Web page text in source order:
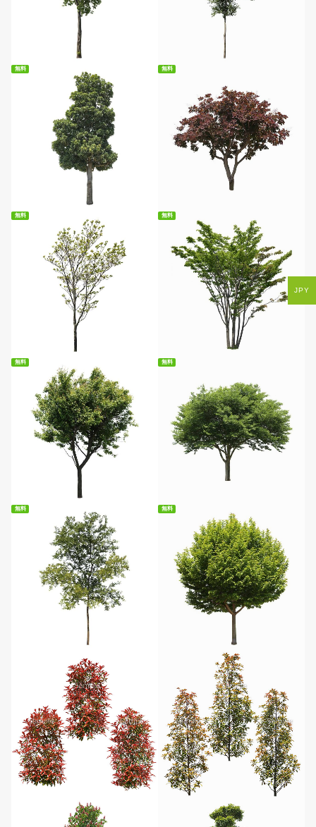
無料ダウンロード 無料ダウンロード
無料
無料ダウンロード
無料
無料ダウンロード
無料
無料ダウンロード
無料
無料ダウンロード
無料
無料ダウンロード
無料
無料ダウンロード
無料
無料ダウンロード
無料
無料ダウンロード
JPY